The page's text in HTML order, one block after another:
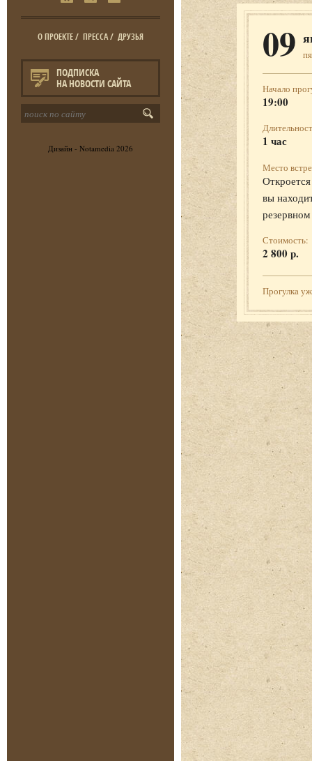
О ПРОЕКТЕ/ ПРЕССА/ ДРУЗЬЯ
ПОДПИСКА
НА НОВОСТИ САЙТА
Дизайн - Notamedia 2026
09
Начало
19:00
1 час
Место
вы
Стоимость:
2 800 р.
Прогулка